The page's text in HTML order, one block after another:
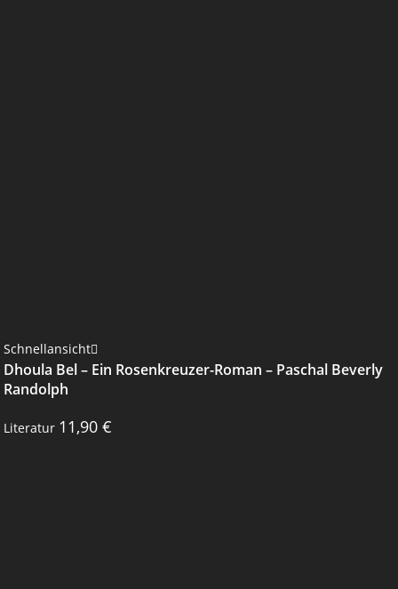
Schnellansicht
Dhoula Bel – Ein Rosenkreuzer-Roman – Paschal Beverly
Randolph
Literatur 11,90 €